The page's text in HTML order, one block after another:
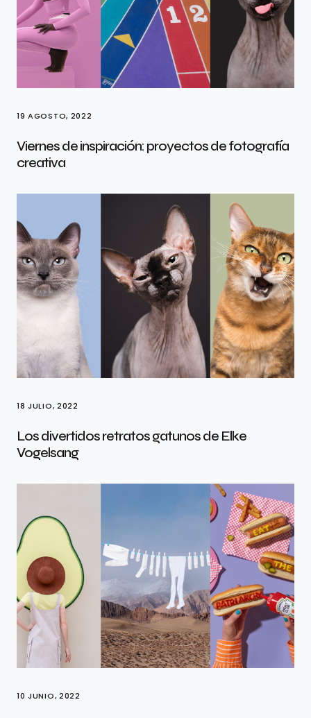
19 AGOSTO, 2022
Viernes de inspiración: proyectos de fotografía
creativa
18 JULIO, 2022
Los divertidos retratos gatunos de Elke
Vogelsang
10 JUNIO, 2022